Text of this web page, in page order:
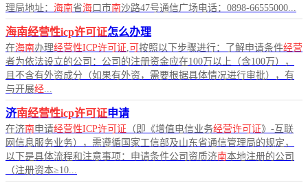
理局地址： 海南省海口市南沙路47号通信广场电话：0898-66555000...
海南经营性icp许可证怎么办理
在海南办理经营性ICP许可证 可按照以下步骤进行：了解申请条件经营
者为依法设立的公司：公司的注册资金应在100万以上（含100万），
且不含有外资成分（如果有外资，需要根据具体情况进行审批），有
与开展经
济南经营性icp许可证申请
在济南申请经营性ICP许可证 （即《增值电信业务经营许可证》-互联
网信息服务业务），需遵循国家工信部及山东省通信管理局的规定，
以下是具体流程和注意事项：申请条件公司资质济南本地注册的公司
（注册资本≥10...